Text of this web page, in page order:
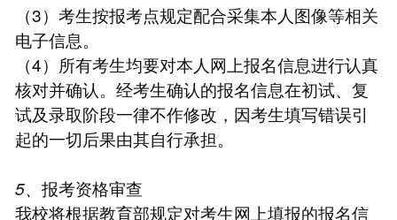
（3）考生按报考点规定配合采集本人图像等相关
电子信息。
（4）所有考生均要对本人网上报名信息进行认真
核对并确认。经考生确认的报名信息在初试、复
试及录取阶段一律不作修改，因考生填写错误引
起的一切后果由其自行承担。
5、 报考资格审查
我校将根据教育部规定对考生网上填报的报名信